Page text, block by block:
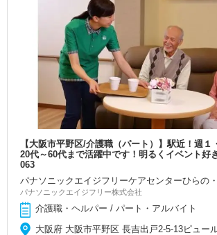
【大阪市平野区/介護職（パート）】駅近！週１
20代～60代まで活躍中です！明るくイベント好
063
パナソニックエイジフリーケアセンターひらの
パナソニックエイジフリー株式会社
介護職・ヘルパー / パート・アルバイト
大阪府 大阪市平野区 長吉出戸2-5-13ピュー